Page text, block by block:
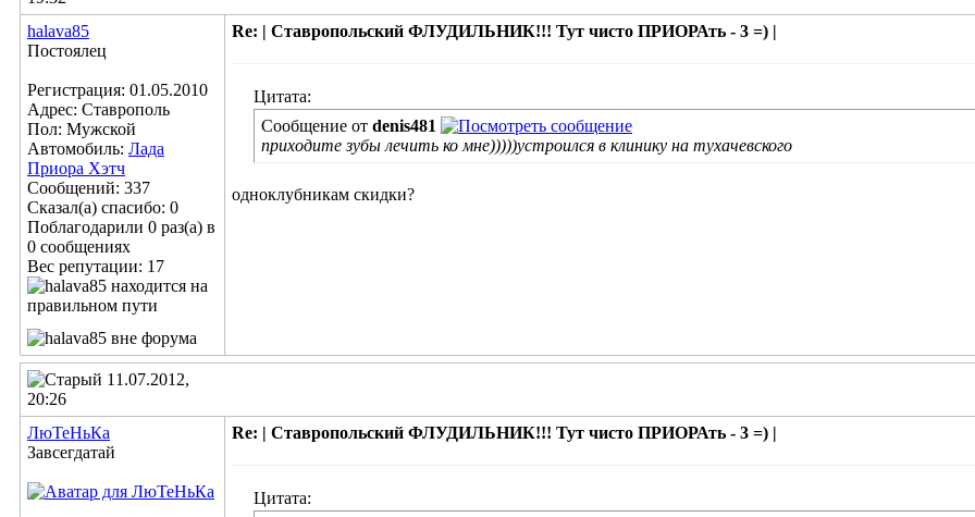
halava85
Постоялец
Регистрация: 01.05.2010
Адрес: Ставрополь
Пол: Мужской
Автомобиль: Лада
Приора Хэтч
Сообщений: 337
Сказал(а) спасибо: 0
Поблагодарили 0 раз(а) в
0 сообщениях
Вес репутации: 17
Re: | Ставропольский ФЛУДИЛЬНИК!!! Тут чисто ПРИОРАть - 3 =) |
Цитата:
Сообщение от denis481
приходите зубы лечить ко мне)))))устроился в клинику на тухачевского
одноклубникам скидки?
11.07.2012,
20:26
ЛюТеНьКа
Завсегдатай
Re: | Ставропольский ФЛУДИЛЬНИК!!! Тут чисто ПРИОРАть - 3 =) |
Цитата: